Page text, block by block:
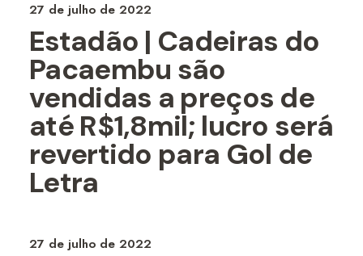
27 de julho de 2022
Estadão | Cadeiras do
Pacaembu são
vendidas a preços de
até R$1,8mil; lucro será
revertido para Gol de
Letra
27 de julho de 2022